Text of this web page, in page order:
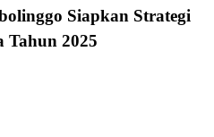
Siapkan Strategi
Tahun 2025